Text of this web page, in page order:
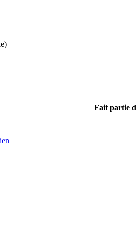
Fait partie